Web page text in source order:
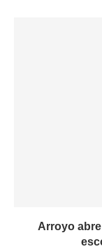
Arroyo